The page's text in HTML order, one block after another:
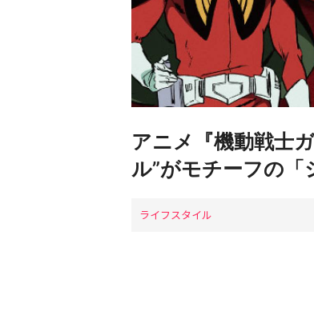
アニメ『機動戦士
ル”がモチーフの
ライフスタイル